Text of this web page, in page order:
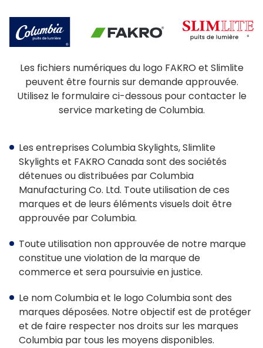
Les fichiers numériques du logo FAKRO et Slimlite
peuvent être fournis sur demande approuvée.
Utilisez le formulaire ci-dessous pour contacter le
service marketing de Columbia.
Les entreprises Columbia Skylights, Slimlite
Skylights et FAKRO Canada sont des sociétés
détenues ou distribuées par Columbia
Manufacturing Co. Ltd. Toute utilisation de ces
marques et de leurs éléments visuels doit être
approuvée par Columbia.
Toute utilisation non approuvée de notre marque
constitue une violation de la marque de
commerce et sera poursuivie en justice.
Le nom Columbia et le logo Columbia sont des
marques déposées. Notre objectif est de protéger
et de faire respecter nos droits sur les marques
Columbia par tous les moyens disponibles.